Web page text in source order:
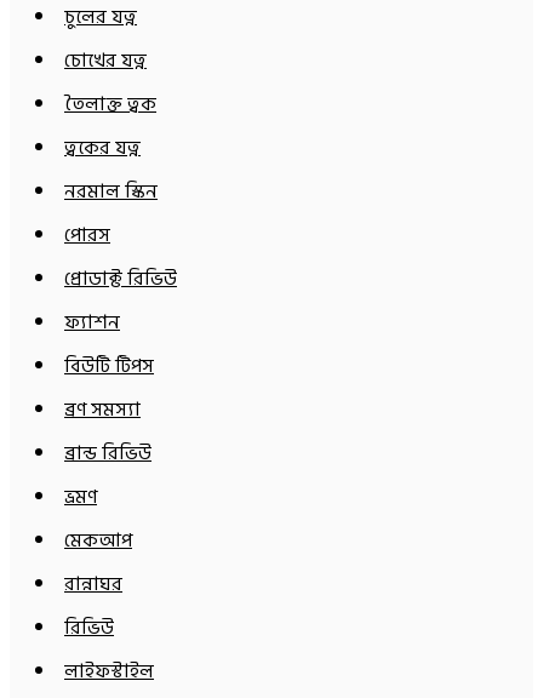
চুলের যত্ন
চোখের যত্ন
তৈলাক্ত ত্বক
ত্বকের যত্ন
নরমাল স্কিন
পোরস
প্রোডাক্ট রিভিউ
ফ্যাশন
বিউটি টিপস
ব্রণ সমস্যা
ব্রান্ড রিভিউ
ভ্রমণ
মেকআপ
রান্নাঘর
রিভিউ
লাইফস্টাইল